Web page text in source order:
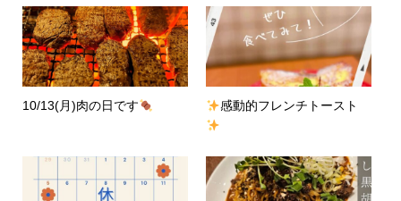
10/13(月)肉の日です 感動的フレンチトースト